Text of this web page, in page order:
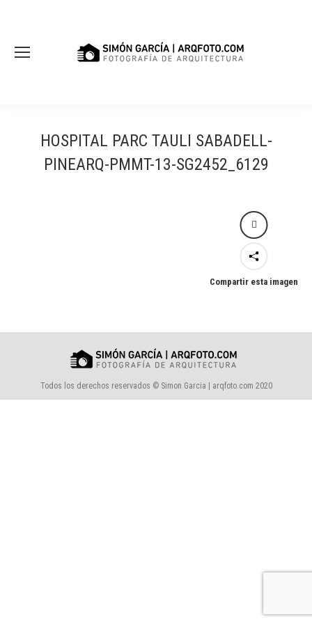
HOSPITAL PARC TAULI SABADELL-
PINEARQ-PMMT-13-SG2452_6129
Compartir esta imagen
Todos los derechos reservados © Simon Garcia | arqfoto.com 2020